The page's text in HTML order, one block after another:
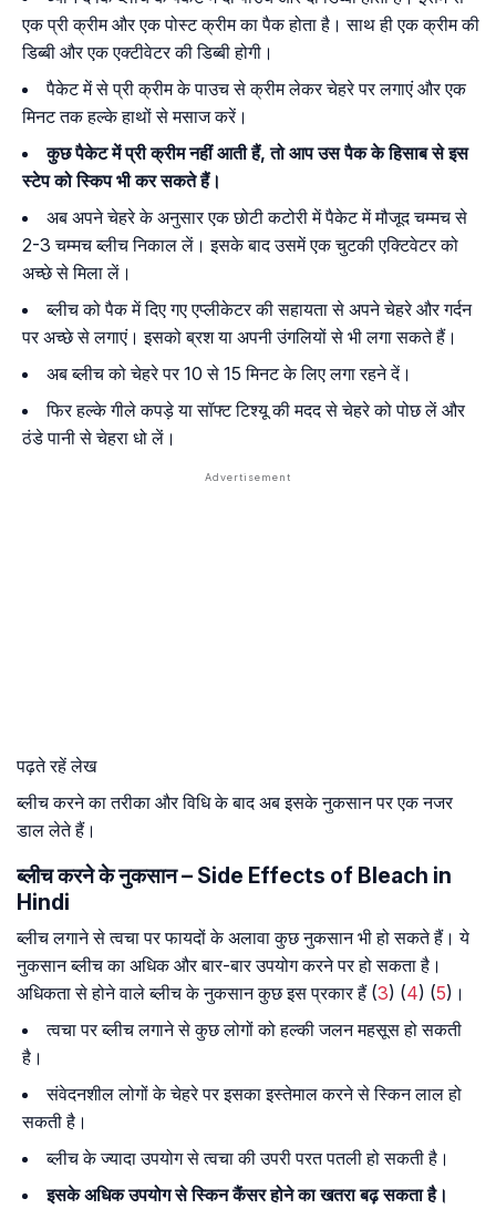
एक प्री क्रीम और एक पोस्ट क्रीम का पैक होता है। साथ ही एक क्रीम की
डिब्बी और एक एक्टीवेटर की डिब्बी होगी।
पैकेट में से प्री क्रीम के पाउच से क्रीम लेकर चेहरे पर लगाएं और एक
मिनट तक हल्के हाथों से मसाज करें।
कुछ पैकेट में प्री क्रीम नहीं आती हैं, तो आप उस पैक के हिसाब से इस
स्टेप को स्किप भी कर सकते हैं।
अब अपने चेहरे के अनुसार एक छोटी कटोरी में पैकेट में मौजूद चम्मच से
2-3 चम्मच ब्लीच निकाल लें। इसके बाद उसमें एक चुटकी एक्टिवेटर को
अच्छे से मिला लें।
ब्लीच को पैक में दिए गए एप्लीकेटर की सहायता से अपने चेहरे और गर्दन
पर अच्छे से लगाएं। इसको ब्रश या अपनी उंगलियों से भी लगा सकते हैं।
अब ब्लीच को चेहरे पर 10 से 15 मिनट के लिए लगा रहने दें।
फिर हल्के गीले कपड़े या सॉफ्ट टिश्यू की मदद से चेहरे को पोछ लें और
ठंडे पानी से चेहरा धो लें।
पढ़ते रहें लेख
ब्लीच करने का तरीका और विधि के बाद अब इसके नुकसान पर एक नजर
डाल लेते हैं।
ब्लीच करने के नुकसान – Side Effects of Bleach in
Hindi
ब्लीच लगाने से त्वचा पर फायदों के अलावा कुछ नुकसान भी हो सकते हैं। ये
नुकसान ब्लीच का अधिक और बार-बार उपयोग करने पर हो सकता है।
अधिकता से होने वाले ब्लीच के नुकसान कुछ इस प्रकार हैं (3) (4) (5)।
त्वचा पर ब्लीच लगाने से कुछ लोगों को हल्की जलन महसूस हो सकती
है।
संवेदनशील लोगों के चेहरे पर इसका इस्तेमाल करने से स्किन लाल हो
सकती है।
ब्लीच के ज्यादा उपयोग से त्वचा की उपरी परत पतली हो सकती है।
इसके अधिक उपयोग से स्किन कैंसर होने का खतरा बढ़ सकता है।